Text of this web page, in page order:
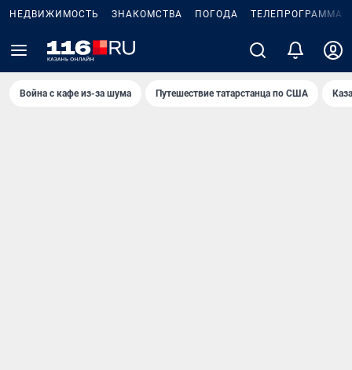
НЕДВИЖИМОСТЬ ЗНАКОМСТВА ПОГОДА ТЕЛЕПРОГРАММА
Война с кафе из-за шума Путешествие татарстанца по США